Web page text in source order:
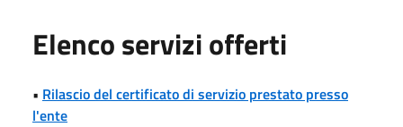
Elenco servizi offerti
• Rilascio del certificato di servizio prestato presso
l'ente